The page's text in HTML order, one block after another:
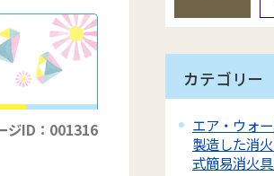
ジID：001316
カテゴリー
エア・ウォ
製造した消
式簡易消火